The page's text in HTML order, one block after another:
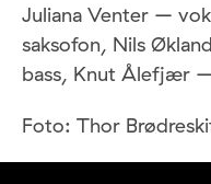
Juliana Venter –
saksofon, Nils
bass, Knut Ålefjær
Foto: Thor